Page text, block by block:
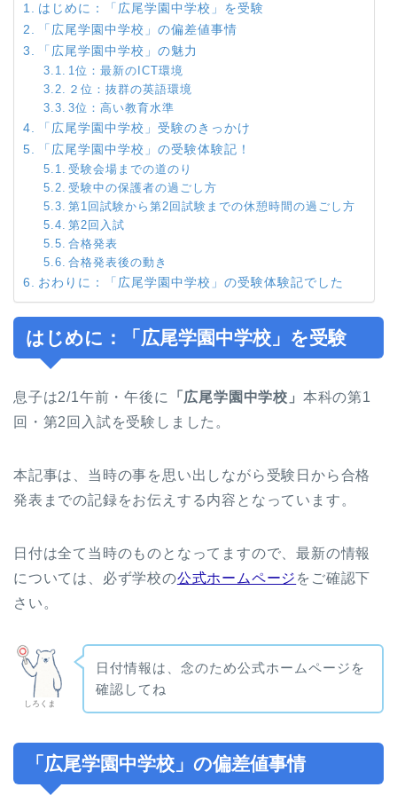
はじめに：「広尾学園中学校」を受験
「広尾学園中学校」の偏差値事情
「広尾学園中学校」の魅力
1位：最新のICT環境
２位：抜群の英語環境
3位：高い教育水準
「広尾学園中学校」受験のきっかけ
「広尾学園中学校」の受験体験記！
受験会場までの道のり
受験中の保護者の過ごし方
第1回試験から第2回試験までの休憩時間の過ごし方
第2回入試
合格発表
合格発表後の動き
おわりに：「広尾学園中学校」の受験体験記でした
はじめに：「広尾学園中学校」を受験
息子は2/1午前・午後に 「広尾学園中学校」 本科の第1
回・第2回入試を受験しました。
本記事は、当時の事を思い出しながら受験日から合格
発表までの記録をお伝えする内容となっています。
日付は全て当時のものとなってますので、最新の情報
については、必ず学校の公式ホームページ をご確認下
さい。
しろくま
日付情報は、念のため公式ホームページを
確認してね
「広尾学園中学校」の偏差値事情